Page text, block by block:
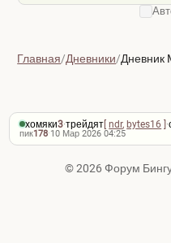
Главная/Дневники/Дневник
хомяки3·трейдят[ndr,bytes16 ]·
пик178·10 Мар 2026 04:25
© 2026 Форум